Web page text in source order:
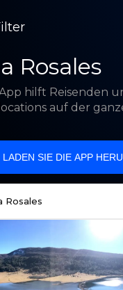
Rosales
hilft Reisenden
auf der
LADEN SIE DIE APP
Rosales